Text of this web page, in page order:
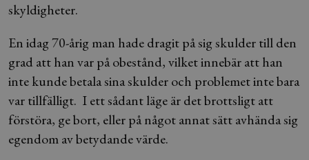
skyldigheter.
En idag 70-årig man hade dragit på sig skulder till den
grad att han var på obestånd, vilket innebär att han
inte kunde betala sina skulder och problemet inte bara
var tillfälligt. I ett sådant läge är det brottsligt att
förstöra, ge bort, eller på något annat sätt avhända sig
egendom av betydande värde.